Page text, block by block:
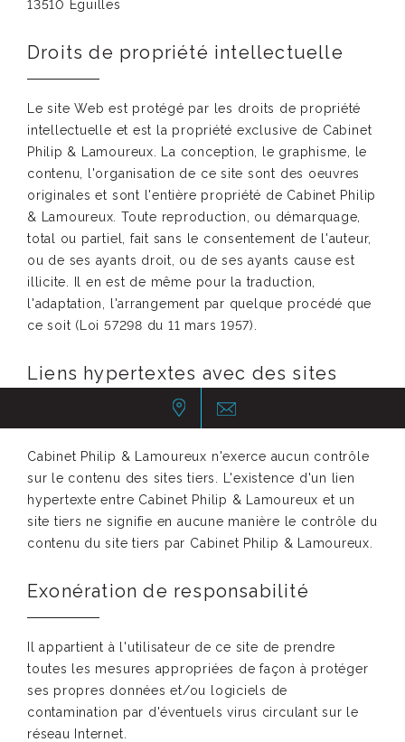
13510 Eguilles
Droits de propriété intellectuelle
Le site Web est protégé par les droits de propriété
intellectuelle et est la propriété exclusive de Cabinet
Philip & Lamoureux. La conception, le graphisme, le
contenu, l'organisation de ce site sont des oeuvres
originales et sont l'entière propriété de Cabinet Philip
& Lamoureux. Toute reproduction, ou démarquage,
total ou partiel, fait sans le consentement de l'auteur,
ou de ses ayants droit, ou de ses ayants cause est
illicite. Il en est de même pour la traduction,
l'adaptation, l'arrangement par quelque procédé que
ce soit (Loi 57298 du 11 mars 1957).
Liens hypertextes avec des sites
Cabinet Philip & Lamoureux n'exerce aucun contrôle
sur le contenu des sites tiers. L'existence d'un lien
hypertexte entre Cabinet Philip & Lamoureux et un
site tiers ne signifie en aucune manière le contrôle du
contenu du site tiers par Cabinet Philip & Lamoureux.
Exonération de responsabilité
Il appartient à l'utilisateur de ce site de prendre
toutes les mesures appropriées de façon à protéger
ses propres données et/ou logiciels de
contamination par d'éventuels virus circulant sur le
réseau Internet.